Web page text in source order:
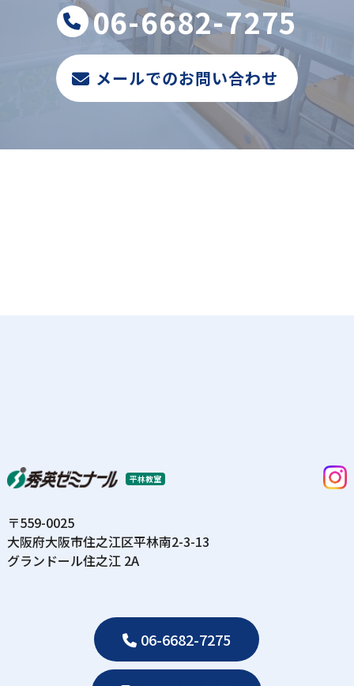
06-6682-7275
メールでのお問い合わせ
平林教室
〒559-0025
⼤阪府⼤阪市住之江区平林南2-3-13
グランドール住之江 2A
06-6682-7275